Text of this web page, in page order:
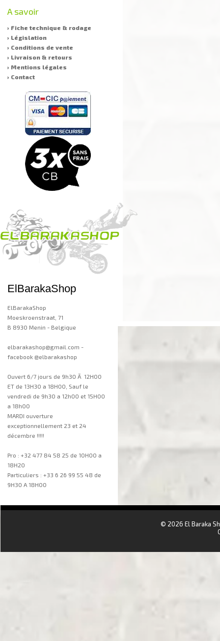
A savoir
› Fiche technique & rodage
› Législation
› Conditions de vente
› Livraison & retours
› Mentions légales
› Contact
ElBarakaShop
ElBarakaShop
Moeskroenstraat, 71
B 8930 Menin - Belgique
elbarakashop@gmail.com -
facebook @elbarakashop
Ouvert 6/7 jours de 9h30 Ã 12H00
ET de 13H30 a 18H00, Sauf le
vendredi de 9h30 a 12h00 et 15H00
a 18h00
MARDI ouverture
exceptionnellement 23 et 24
décembre !!!!!
Pro : +32 477 84 58 25 de 10H00 a
18H20
Particuliers : +33 6 26 99 55 48 de
9H30 A 18H00
© 2026 El Baraka